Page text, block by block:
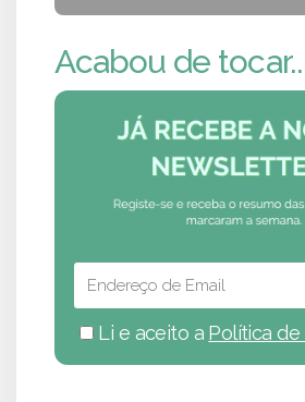
Acabou de
Li e aceito a Política de